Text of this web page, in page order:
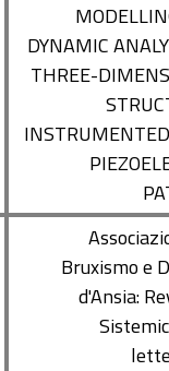
DYNAMIC
THREE-
Bruxismo e
d'Ansia: